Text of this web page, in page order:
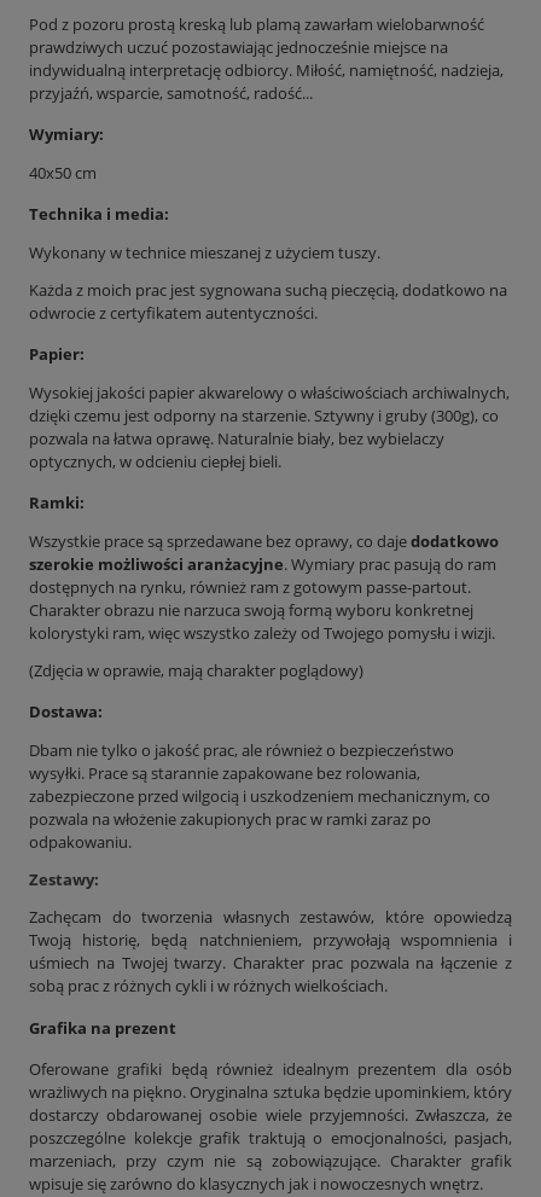
Pod z pozoru prostą kreską lub plamą zawarłam wielobarwność
prawdziwych uczuć pozostawiając jednocześnie miejsce na
indywidualną interpretację odbiorcy. Miłość, namiętność, nadzieja,
przyjaźń, wsparcie, samotność, radość...
Wymiary:
40x50 cm
Technika i media:
Wykonany w technice mieszanej z użyciem tuszy.
Każda z moich prac jest sygnowana suchą pieczęcią, dodatkowo na
odwrocie z certyfikatem autentyczności.
Papier:
Wysokiej jakości papier akwarelowy o właściwościach archiwalnych,
dzięki czemu jest odporny na starzenie. Sztywny i gruby (300g), co
pozwala na łatwa oprawę. Naturalnie biały, bez wybielaczy
optycznych, w odcieniu ciepłej bieli.
Ramki:
Wszystkie prace są sprzedawane bez oprawy, co dajedodatkowo
szerokie możliwości aranżacyjne. Wymiary prac pasują do ram
dostępnych na rynku, również ram z gotowym passe-partout.
Charakter obrazu nie narzuca swoją formą wyboru konkretnej
kolorystyki ram, więc wszystko zależy od Twojego pomysłu i wizji.
(Zdjęcia w oprawie, mają charakter poglądowy)
Dostawa:
Dbam nie tylko o jakość prac, ale również o bezpieczeństwo
wysyłki. Prace są starannie zapakowane bez rolowania,
zabezpieczone przed wilgocią i uszkodzeniem mechanicznym, co
pozwala na włożenie zakupionych prac w ramki zaraz po
odpakowaniu.
Zestawy:
Zachęcam do tworzenia własnych zestawów, które opowiedzą
Twoją historię, będą natchnieniem, przywołają wspomnienia i
uśmiech na Twojej twarzy. Charakter prac pozwala na łączenie z
sobą prac z różnych cykli i w różnych wielkościach.
Grafika na prezent
Oferowane grafiki będą również idealnym prezentem dla osób
wrażliwych na piękno. Oryginalna sztuka będzie upominkiem, który
dostarczy obdarowanej osobie wiele przyjemności. Zwłaszcza, że
poszczególne kolekcje grafik traktują o emocjonalności, pasjach,
marzeniach, przy czym nie są zobowiązujące. Charakter grafik
wpisuje się zarówno do klasycznych jak i nowoczesnych wnętrz.